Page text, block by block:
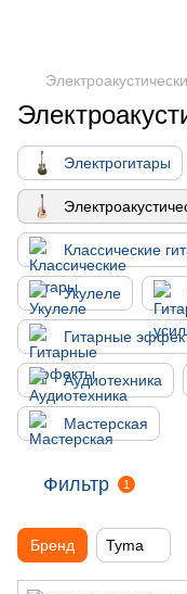
Электрогитары
Классические
Укулеле
Гитарные
Аудиотехника
Мастерская
Фильтр 1
Бренд Tyma